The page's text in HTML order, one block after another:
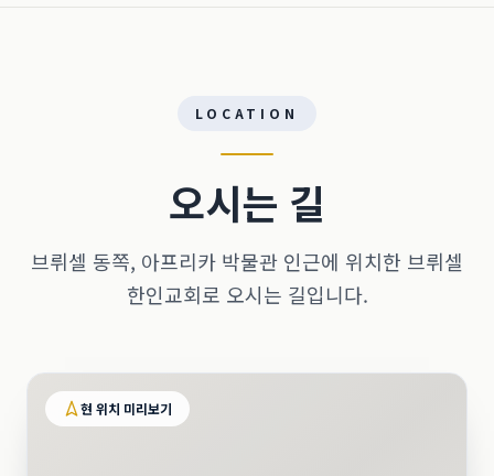
LOCATION
오시는 길
브뤼셀 동쪽, 아프리카 박물관 인근에 위치한 브뤼셀
한인교회로 오시는 길입니다.
현 위치 미리보기